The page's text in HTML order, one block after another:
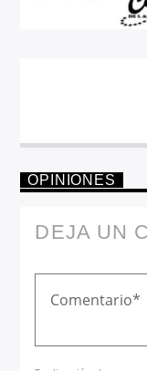
OPINIONES
DEJA UN